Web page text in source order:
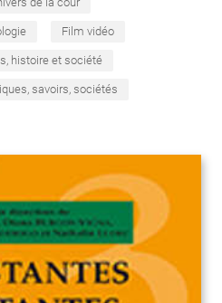
Film vidéo
histoire et société
savoirs, sociétés